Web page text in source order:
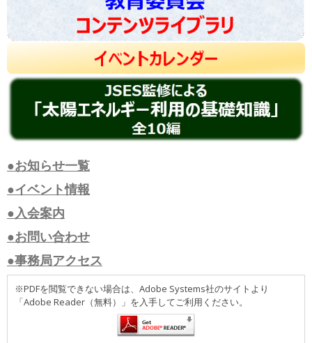
●お知らせ一覧
●イベント情報
●入会案内
●お問い合わせ
●事務局アクセス
※PDFを閲覧できない場合は、Adobe Systems社のサイトより
「Adobe Reader（無料）」を入手してご利用ください。